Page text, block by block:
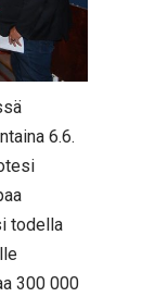
6.6.
todella
300 000